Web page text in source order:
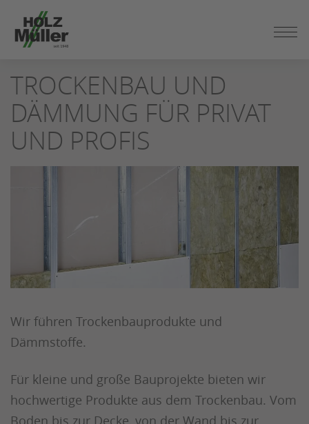
ZUM
SEITENINHALT
SPRINGEN
TROCKENBAU UND
DÄMMUNG FÜR PRIVAT
UND PROFIS
Wir führen Trockenbauprodukte und
Dämmstoffe.
Für kleine und große Bauprojekte bieten wir
hochwertige Produkte aus dem Trockenbau. Vom